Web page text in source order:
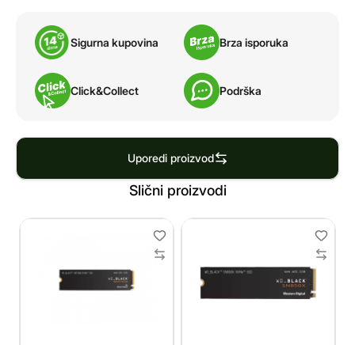
Sigurna kupovina Brza isporuka
Click&Collect Podrška
Uporedi proizvod
Slični proizvodi